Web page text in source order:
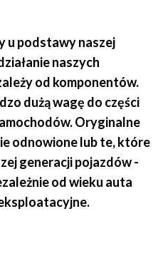
u podstawy naszej
naszych
od komponentów.
dużą wagę do części
Oryginalne
odnowione lub te, które
generacji pojazdów -
od wieku auta